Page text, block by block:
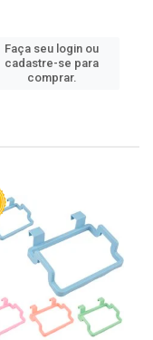
Faça seu login ou
cadastre-se para
comprar.